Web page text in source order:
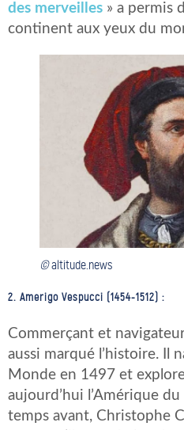
des merveilles » a permis
continent aux yeux du
©altitude.news
2. Amerigo Vespucci (1454-1512) :
Commerçant et
aussi marqué l’histoire. Il
Monde en 1497 et
aujourd’hui l’Amérique
temps avant, Christophe